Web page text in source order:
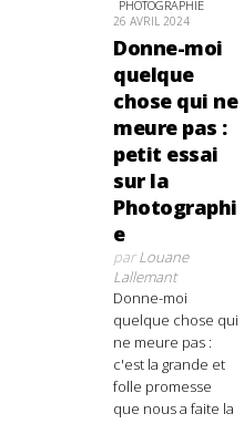
PHOTOGRAPHIE
26 AVRIL 2024
Donne-moi
quelque
chose qui ne
meure pas :
petit essai
sur la
Photographi
e
parLouane
Lallemant
Donne-moi
quelque chose qui
ne meure pas :
c'est la grande et
folle promesse
que nous a faite la